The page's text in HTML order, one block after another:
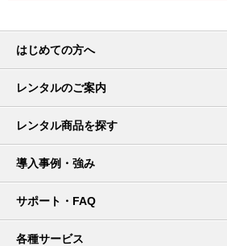
はじめての方へ
レンタルのご案内
レンタル商品を探す
導入事例・強み
サポート・FAQ
各種サービス